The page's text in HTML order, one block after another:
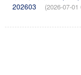
202603
(2026-07-